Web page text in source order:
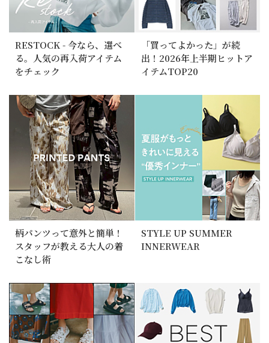
RESTOCK - 今なら、選べ
る。人気の再入荷アイテム
をチェック
「買ってよかった」が続
出！2026年上半期ヒットア
イテムTOP20
柄パンツって意外と簡単！
スタッフが教える大人の着
こなし術
STYLE UP SUMMER
INNERWEAR